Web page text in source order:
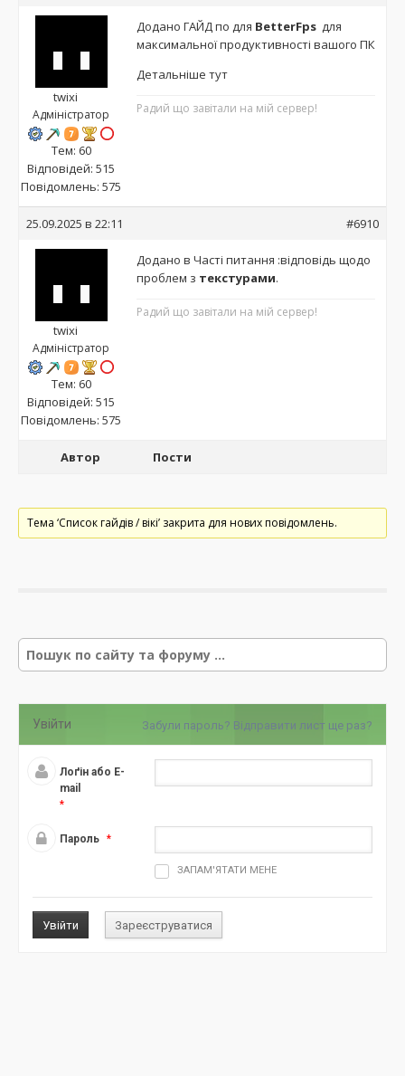
twixi
Адміністратор
Тем: 60
Відповідей: 515
Повідомлень: 575
Додано ГАЙД по для BetterFps для
максимальної продуктивності вашого ПК
Детальніше тут
Радий що завітали на мій сервер!
25.09.2025 в 22:11 #6910
twixi
Адміністратор
Тем: 60
Відповідей: 515
Повідомлень: 575
Додано в Часті питання :відповідь щодо
проблем з текстурами.
Радий що завітали на мій сервер!
Автор Пости
Тема ‘Список гайдів / вікі’ закрита для нових повідомлень.
Р
е
у
Увійти Забули пароль? Відправити лист ще раз?
Лоґін або E-
mail
*
Пароль *
ЗАПАМ'ЯТАТИ МЕНЕ